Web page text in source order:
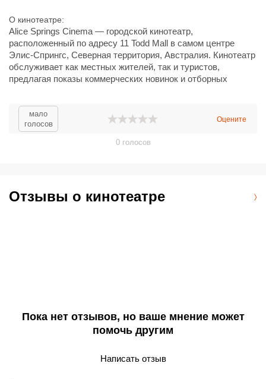
О кинотеатре
Alice Springs Cinema — городской кинотеатр,
расположенный по адресу 11 Todd Mall в самом центре
Элис-Спрингс, Северная территория, Австралия. Кинотеатр
обслуживает как местных жителей, так и туристов,
предлагая показы коммерческих новинок и отборных
сеансы, специальные показы и местные киномероприятия.
Помещения оборудованы цифровым кинопроекцией и
современным звуком, предусмотрены комфортные залы
окрестностей.
мало
голосов
Оцените
0голосов
Отзывы о кинотеатре
Пока нет отзывов, но ваше мнение может
помочь другим
Написать отзыв